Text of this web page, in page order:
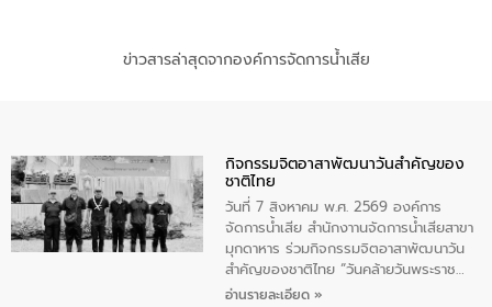
ข่าวสารล่าสุดจากองค์การจัดการน้ำเสีย
กิจกรรมจิตอาสาพัฒนาวันสําคัญของ
ชาติไทย
วันที่ 7 สิงหาคม พ.ศ. 2569 องค์การ
จัดการน้ำเสีย สำนักงาานจัดการน้ำเสียสาขา
มุกดาหาร ร่วมกิจกรรมจิตอาสาพัฒนาวัน
สําคัญของชาติไทย “วันคล้ายวันพระราช
สมภพ สมเด็จพระนางเจ้าสิริกิติ์พระบรม
อ่านรายละเอียด »